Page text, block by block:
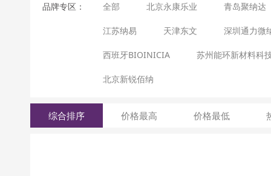
品牌专区： 全部 北京永康乐业 青岛聚纳达
江苏纳易 天津东文 深圳通力微
西班牙BIOINICIA 苏州能环新材料科
北京新锐佰纳
综合排序 价格最高 价格最低